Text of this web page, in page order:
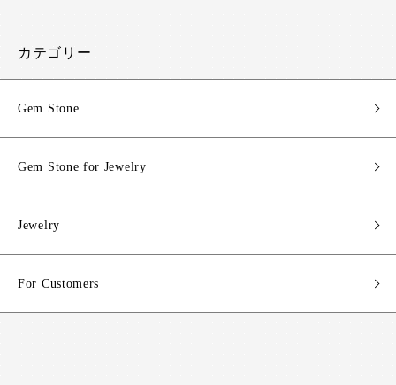
カテゴリー
Gem Stone
Gem Stone for Jewelry
Jewelry
For Customers